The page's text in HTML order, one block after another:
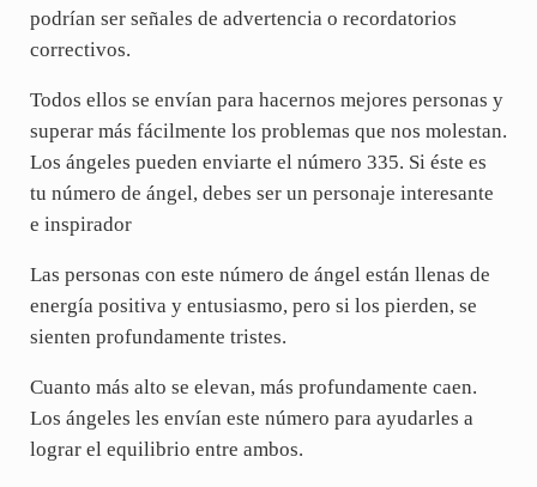
podrían ser señales de advertencia o recordatorios
correctivos.
Todos ellos se envían para hacernos mejores personas y
superar más fácilmente los problemas que nos molestan.
Los ángeles pueden enviarte el número 335. Si éste es
tu número de ángel, debes ser un personaje interesante
e inspirador
Las personas con este número de ángel están llenas de
energía positiva y entusiasmo, pero si los pierden, se
sienten profundamente tristes.
Cuanto más alto se elevan, más profundamente caen.
Los ángeles les envían este número para ayudarles a
lograr el equilibrio entre ambos.